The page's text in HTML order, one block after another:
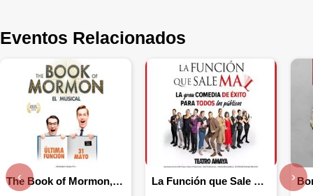
Eventos Relacionados
The Book of Mormon, el musical La Función que Sale mal
‹ ›